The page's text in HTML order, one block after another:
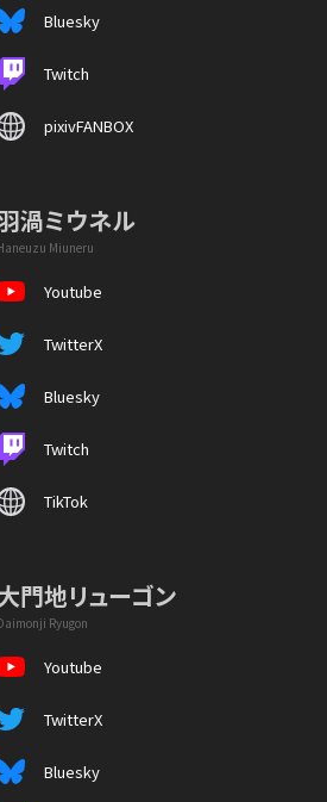
Bluesky
Twitch
pixivFANBOX
渦ミウネル
Miuneru
Youtube
TwitterX
Bluesky
Twitch
TikTok
門地リューゴン
Ryugon
Youtube
TwitterX
Bluesky